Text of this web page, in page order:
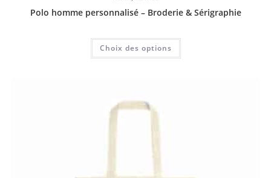
Polo homme personnalisé – Broderie & Sérigraphie
Choix des options